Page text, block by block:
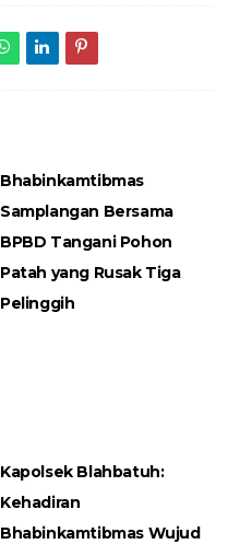
Bhabinkamtibmas
Samplangan Bersama
BPBD Tangani Pohon
Patah yang Rusak Tiga
Pelinggih
Kapolsek Blahbatuh:
Kehadiran
Bhabinkamtibmas Wujud